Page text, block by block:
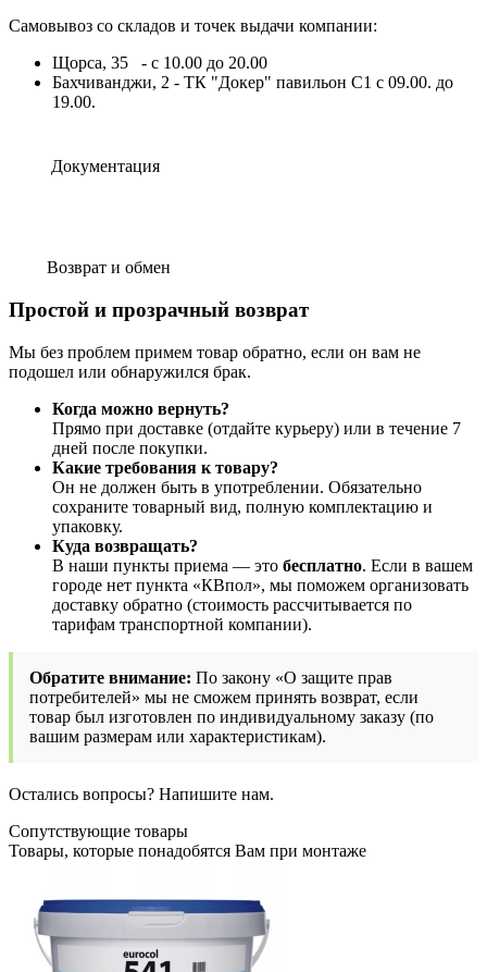
Самовывоз со складов и точек выдачи компании:
Щорса, 35 - с 10.00 до 20.00
Бахчиванджи, 2 - ТК "Докер" павильон С1 с 09.00. до
19.00.
Документация
Возврат и обмен
Простой и прозрачный возврат
Мы без проблем примем товар обратно, если он вам не
подошел или обнаружился брак.
Когда можно вернуть?
Прямо при доставке (отдайте курьеру) или в течение 7
дней после покупки.
Какие требования к товару?
Он не должен быть в употреблении. Обязательно
сохраните товарный вид, полную комплектацию и
упаковку.
Куда возвращать?
В наши пункты приема — это бесплатно. Если в вашем
городе нет пункта «КВпол», мы поможем организовать
доставку обратно (стоимость рассчитывается по
тарифам транспортной компании).
Обратите внимание: По закону «О защите прав
потребителей» мы не сможем принять возврат, если
товар был изготовлен по индивидуальному заказу (по
вашим размерам или характеристикам).
Остались вопросы? Напишите нам.
Сопутствующие товары
Товары, которые понадобятся Вам при монтаже